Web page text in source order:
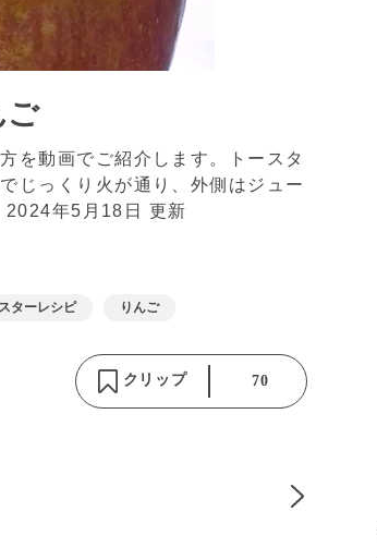
ご
を動画でご紹介します。トースタ
じっくり火が通り、外側はジュー
2024年5月18日 更新
スターレシピ りんご
クリップ 70